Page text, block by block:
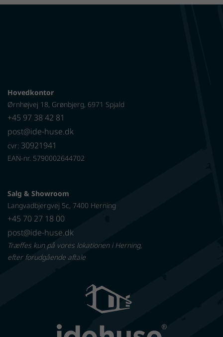
Hovedkontor
Ørnhøjvej 18, Grønbjerg, 6971 Spjald
+45 97 38 42 81
post@ide-huse.dk
cvr: 30921941
EAN-nr. 5790002644702
Salg & Showroom
Langvadbjergvej 5c, 7400 Herning
+45 70 27 18 00
post@ide-huse.dk
Træffes kun på vores lokationen i Herning,
efter forudgående aftale